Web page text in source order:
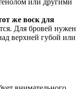
же воск для
Для бровей нужен
верхней губой или